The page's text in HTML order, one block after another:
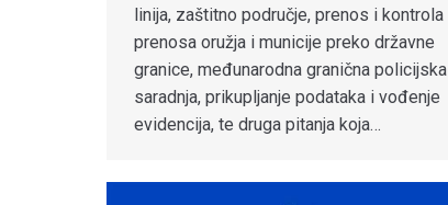
linija, zaštitno područje, prenos i kontrola
prenosa oružja i municije preko državne
granice, međunarodna granična policijska
saradnja, prikupljanje podataka i vođenje
evidencija, te druga pitanja koja…